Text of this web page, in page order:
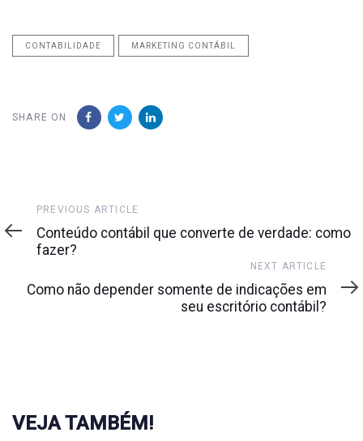
CONTABILIDADE MARKETING CONTÁBIL
SHARE ON
Previous
Article
PREVIOUS ARTICLE
Conteúdo contábil que converte de verdade: como
fazer?
Article
NEXT ARTICLE
Como não depender somente de indicações em
seu escritório contábil?
VEJA TAMBÉM!